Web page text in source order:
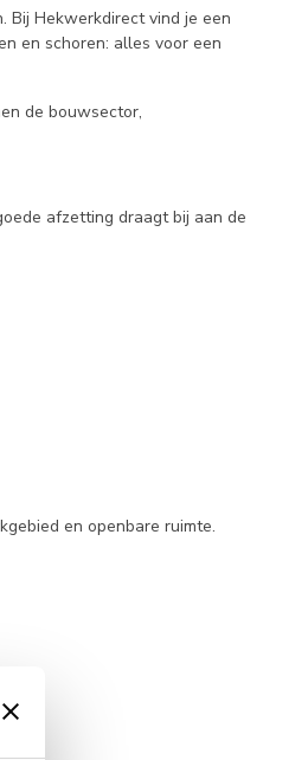
Bij Hekwerkdirect vind je een
en schoren: alles voor een
de bouwsector,
afzetting draagt bij aan de
en openbare ruimte.